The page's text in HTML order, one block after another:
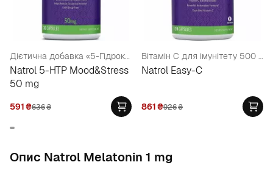
Дієтична добавка «5-Гідрокситриптофан», 50 мг
Natrol 5-HTP Mood&Stress
50 mg
591₴636₴
Вітамін С для імунітету 500 мг
Natrol Easy-C
861₴926₴
Опис Natrol Melatonin 1 mg